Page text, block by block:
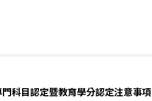
科目認定暨教育學分認定注意事項